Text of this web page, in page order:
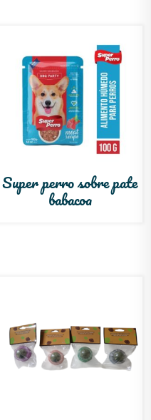
Super perro sobre pate
babacoa